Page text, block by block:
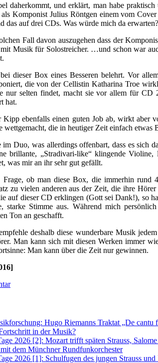
daherkommt, und erklärt, man habe
Komponist Julius Röntgen einem vom
das auf drei CDs. Was würde mich da erwarten?
Fall davon auszugehen dass der
Musik für Solostreicher. …und schon war
dieser Box eines Besseren belehrt. Vor
die von der Cellistin Katharina Troe
nur selten findet, macht sie vor allem für
hat.
ebenfalls einen guten Job ab, wirkt aber
die in heutiger Zeit einfach etwas
Duo, was allerdings offenbart, dass es sich
brillante, „Stradivari-like“ klingende
was mir an ihr sehr gut gefällt.
Frage, ob man diese Box, die immerhin rund
zu vielen anderen aus der Zeit, die ihre
auf dieser CD erklingen (Gott sei Dank!), so
starke Stimme aus. Während mich
Ton an geschafft.
deshalb diese wunderbare Musik
Man kann sich mit diesen Werken immer
Man kann über die Zeit nur gewinnen.
Hugo Riemanns Traktat „De cantu
in der Musik?
2026 [2]: Mozart trifft späten Strauss,
dem Münchner Rundfunkorchester
2026 [1]: Schulfugen des jungen Strauss